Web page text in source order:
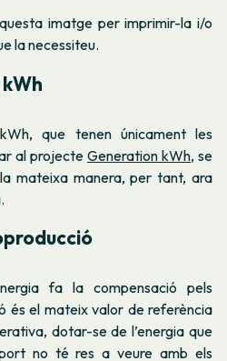
imatge per imprimir-la i/o
la necessiteu.
que tenen únicament les
al projecte Generation kWh, se
mateixa manera, per tant, ara
fa la compensació pels
és el mateix valor de referència
dotar-se de l’energia que
no té res a veure amb els